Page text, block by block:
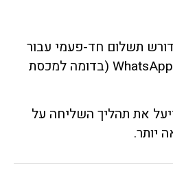
דורש תשלום חד-פעמי עבור
"בנק" של הודעות WhatsApp (בדומה למכסת
את תהליך השליחה על
יותר.